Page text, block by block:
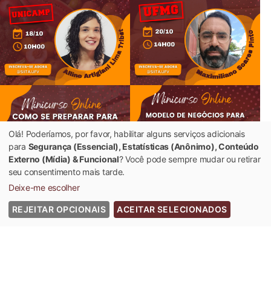
Olá! Poderíamos, por favor, habilitar alguns serviços adicionais
para Segurança (Essencial), Estatísticas (Anônimo), Conteúdo
Externo (Mídia) & Funcional? Você pode sempre mudar ou retirar
seu consentimento mais tarde.
Deixe-me escolher
REJEITAR OPCIONAIS ACEITAR SELECIONADOS